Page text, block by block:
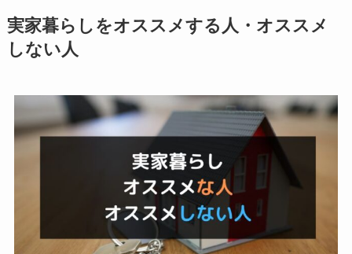
実家暮らしをオススメする人・オススメ
しない人